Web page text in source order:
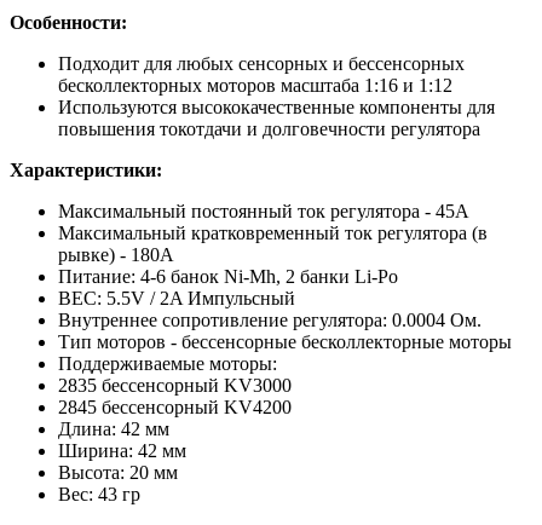
Особенности:
Подходит для любых сенсорных и бессенсорных
бесколлекторных моторов масштаба 1:16 и 1:12
Используются высококачественные компоненты для
повышения токотдачи и долговечности регулятора
Характеристики:
Максимальный постоянный ток регулятора - 45А
Максимальный кратковременный ток регулятора (в
рывке) - 180А
Питание: 4-6 банок Ni-Mh, 2 банки Li-Po
BEC: 5.5V / 2A Импульсный
Внутреннее сопротивление регулятора: 0.0004 Ом.
Тип моторов - бессенсорные бесколлекторные моторы
Поддерживаемые моторы:
2835 бессенсорный KV3000
2845 бессенсорный KV4200
Длина: 42 мм
Ширина: 42 мм
Высота: 20 мм
Вес: 43 гр